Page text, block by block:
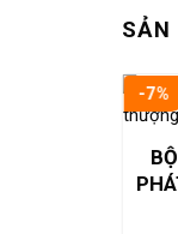
SẢN
-7%